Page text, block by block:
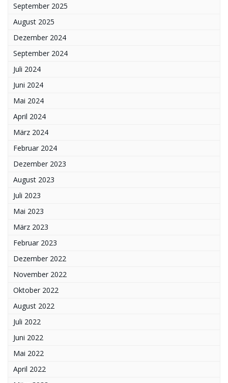
September 2025
August 2025
Dezember 2024
September 2024
Juli 2024
Juni 2024
Mai 2024
April 2024
März 2024
Februar 2024
Dezember 2023
August 2023
Juli 2023
Mai 2023
März 2023
Februar 2023
Dezember 2022
November 2022
Oktober 2022
August 2022
Juli 2022
Juni 2022
Mai 2022
April 2022